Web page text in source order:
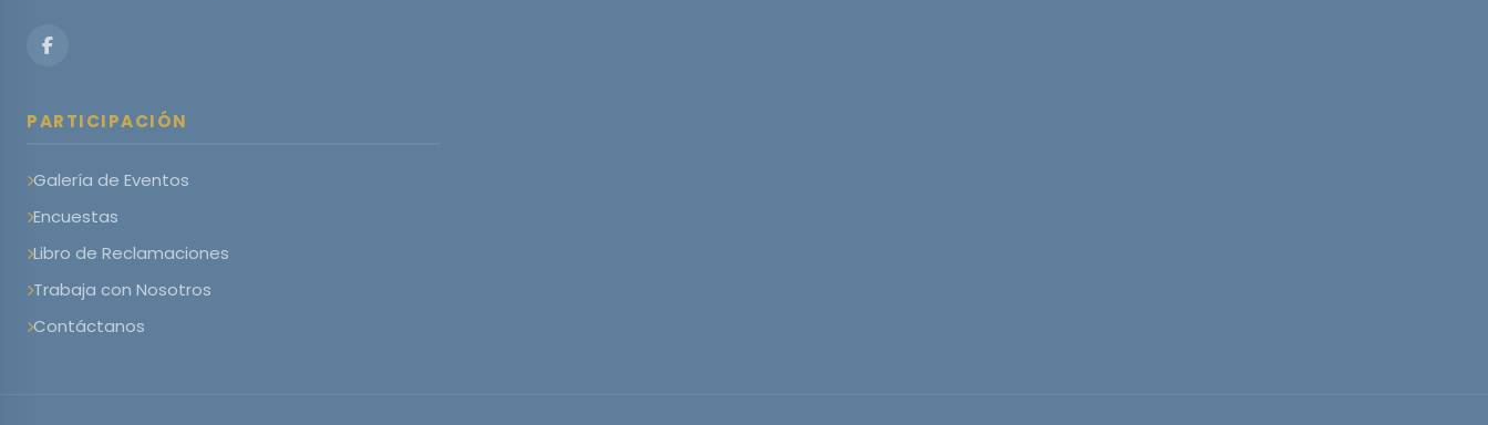
PARTICIPACIÓN
Galería de Eventos
Encuestas
Libro de Reclamaciones
Trabaja con Nosotros
Contáctanos